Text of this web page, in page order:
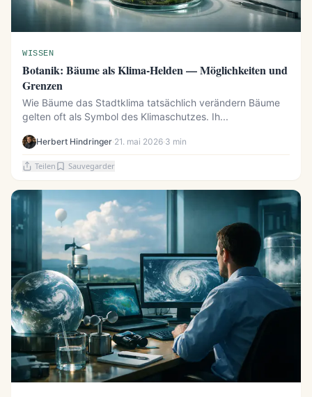
WISSEN
Botanik: Bäume als Klima-Helden — Möglichkeiten und
Grenzen
Wie Bäume das Stadtklima tatsächlich verändern Bäume
gelten oft als Symbol des Klimaschutzes. Ih...
Herbert Hindringer·21. mai 2026·3 min
Teilen Sauvegarder